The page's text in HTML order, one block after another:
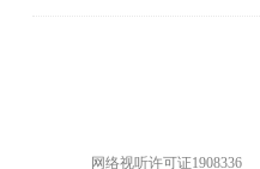
网络视听许可证1908336